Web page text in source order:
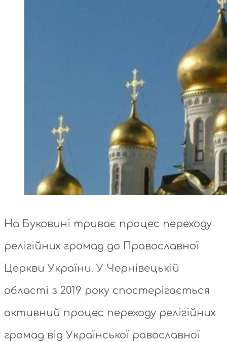
На Буковині триває процес переходу
релігійних громад до Православної
Церкви України. У Чернівецькій
області з 2019 року спостерігається
активний процес переходу релігійних
громад від Української равославної